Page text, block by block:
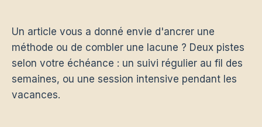
Un article vous a donné envie d'ancrer une
méthode ou de combler une lacune ? Deux pistes
selon votre échéance : un suivi régulier au fil des
semaines, ou une session intensive pendant les
vacances.